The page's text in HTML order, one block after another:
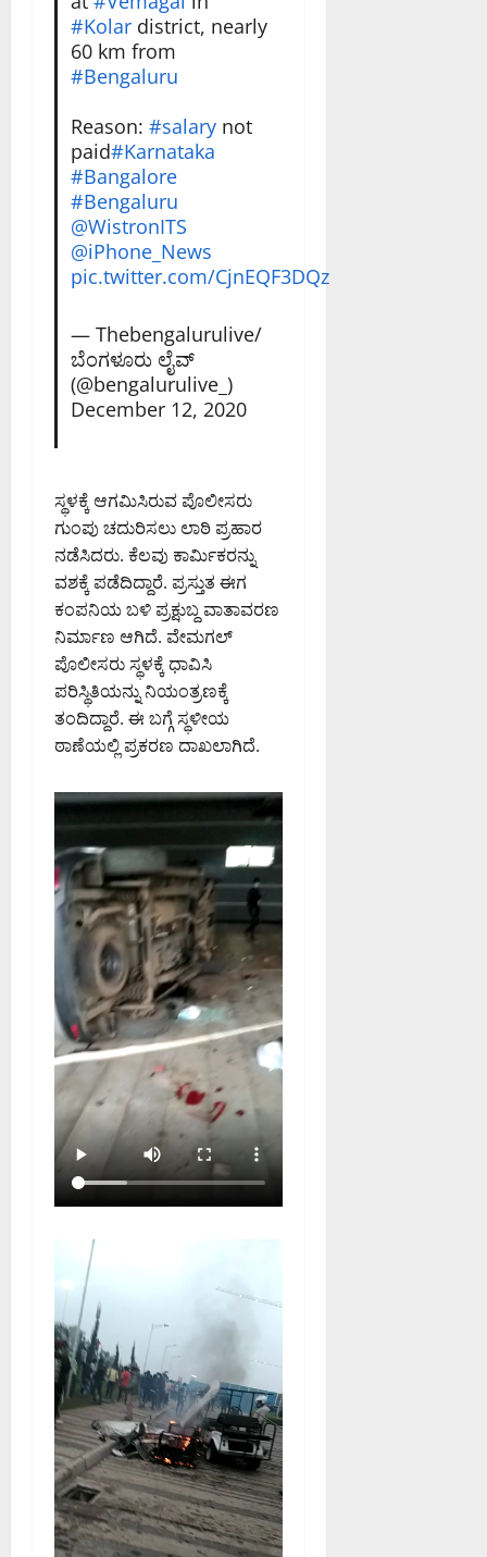
#Kolardistrict, nearly
60 km from
#Bengaluru
Reason: #salarynot
paid#Karnataka
#Bangalore
#Bengaluru
@WistronITS
@iPhone_News
pic.twitter.com/CjnEQF3DQz
— Thebengalurulive/
ಬೆಂಗಳೂರು ಲೈವ್
(@bengalurulive_)
December 12, 2020
ಸ್ಥಳಕ್ಕೆ ಆಗಮಿಸಿರುವ ಪೊಲೀಸರು
ಗುಂಪು ಚದುರಿಸಲು ಲಾಠಿ ಪ್ರಹಾರ
ನಡೆಸಿದರು. ಕೆಲವು ಕಾರ್ಮಿಕರನ್ನು
ವಶಕ್ಕೆ ಪಡೆದಿದ್ದಾರೆ. ಪ್ರಸ್ತುತ ಈಗ
ಕಂಪನಿಯ ಬಳಿ ಪ್ರಕ್ಷುಬ್ದ ವಾತಾವರಣ
ನಿರ್ಮಾಣ ಆಗಿದೆ. ವೇಮಗಲ್
ಪೊಲೀಸರು ಸ್ಥಳಕ್ಕೆ ಧಾವಿಸಿ
ಪರಿಸ್ಥಿತಿಯನ್ನು ನಿಯಂತ್ರಣಕ್ಕೆ
ತಂದಿದ್ದಾರೆ. ಈ ಬಗ್ಗೆ ಸ್ಥಳೀಯ
ಠಾಣೆಯಲ್ಲಿ ಪ್ರಕರಣ ದಾಖಲಾಗಿದೆ.